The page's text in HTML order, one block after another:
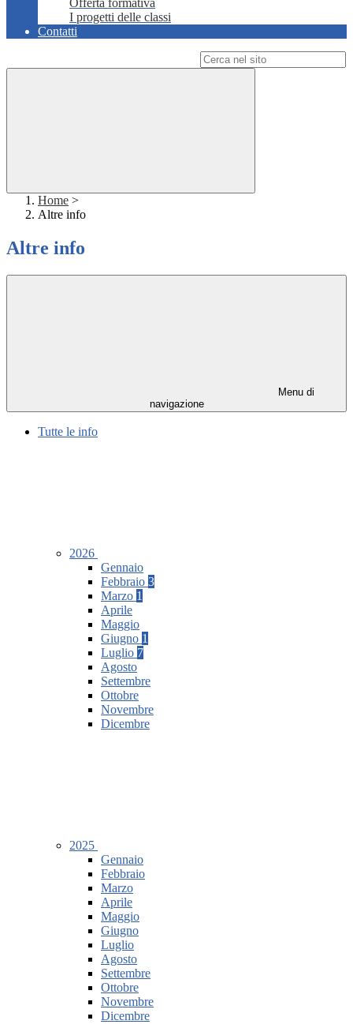
Offerta formativa
I progetti delle classi
Contatti
Home >
Altre info
Altre info
Menu di
navigazione
Tutte le info
2026
Gennaio
Febbraio 3
Marzo 1
Aprile
Maggio
Giugno 1
Luglio 7
Agosto
Settembre
Ottobre
Novembre
Dicembre
2025
Gennaio
Febbraio
Marzo
Aprile
Maggio
Giugno
Luglio
Agosto
Settembre
Ottobre
Novembre
Dicembre